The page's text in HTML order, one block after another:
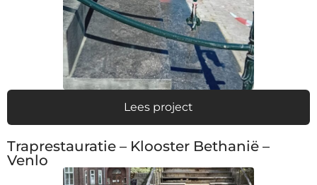
Lees project
Traprestauratie – Klooster Bethanië –
Venlo